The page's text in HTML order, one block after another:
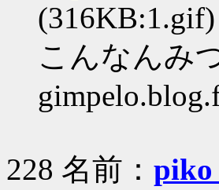
(316KB:1.gif)
こんなんみ
228 名前： piko